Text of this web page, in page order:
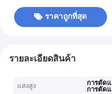
ราคาถูกที่สุด
รายละเอียดสินค้า
แสงสูง
การตัด
การตัด